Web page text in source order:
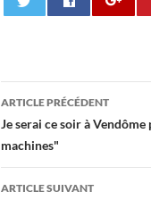
Navigation
des
articles
ARTICLE PRÉCÉDENT
Je serai ce soir à
machines"
ARTICLE SUIVANT